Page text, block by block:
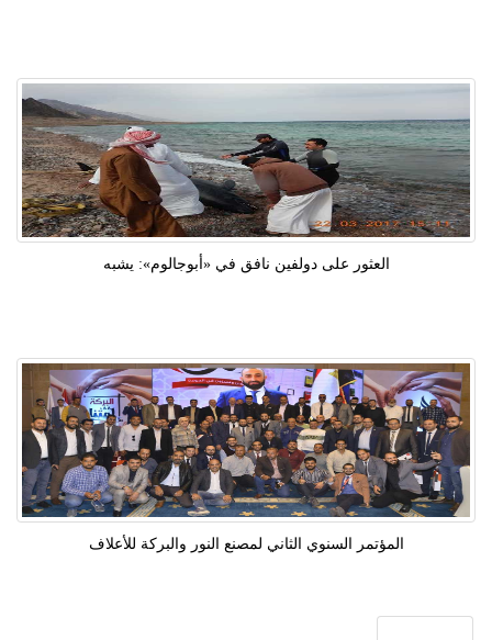
العثور على دولفين نافق في «أبوجالوم»: يشبه
المؤتمر السنوي الثاني لمصنع النور والبركة للأعلاف